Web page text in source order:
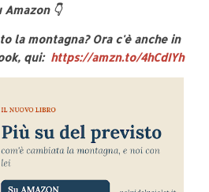
👇
la montagna? Ora c'è anche in
qui: https://amzn.to/4hCdIYh